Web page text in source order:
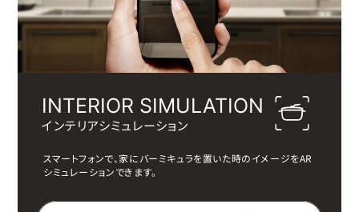
INTERIOR SIMULATION
インテリアシミュレーション
スマートフォンで、家にバーミキュラを置いた時のイメージをAR
シミュレーションできます。